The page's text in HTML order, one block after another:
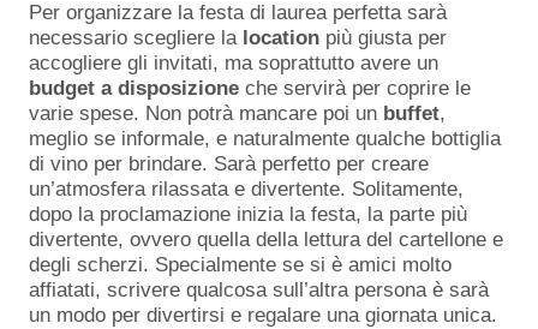
Per organizzare la festa di laurea perfetta sarà
necessario scegliere la location più giusta per
accogliere gli invitati, ma soprattutto avere un
budget a disposizione che servirà per coprire le
varie spese. Non potrà mancare poi un buffet,
meglio se informale, e naturalmente qualche bottiglia
di vino per brindare. Sarà perfetto per creare
un’atmosfera rilassata e divertente. Solitamente,
dopo la proclamazione inizia la festa, la parte più
divertente, ovvero quella della lettura del cartellone e
degli scherzi. Specialmente se si è amici molto
affiatati, scrivere qualcosa sull’altra persona è sarà
un modo per divertirsi e regalare una giornata unica.